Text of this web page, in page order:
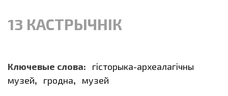
13 КАСТРЫЧНІК
Ключевые слова:
гісторыка-археалагічны
музей, гродна, музей